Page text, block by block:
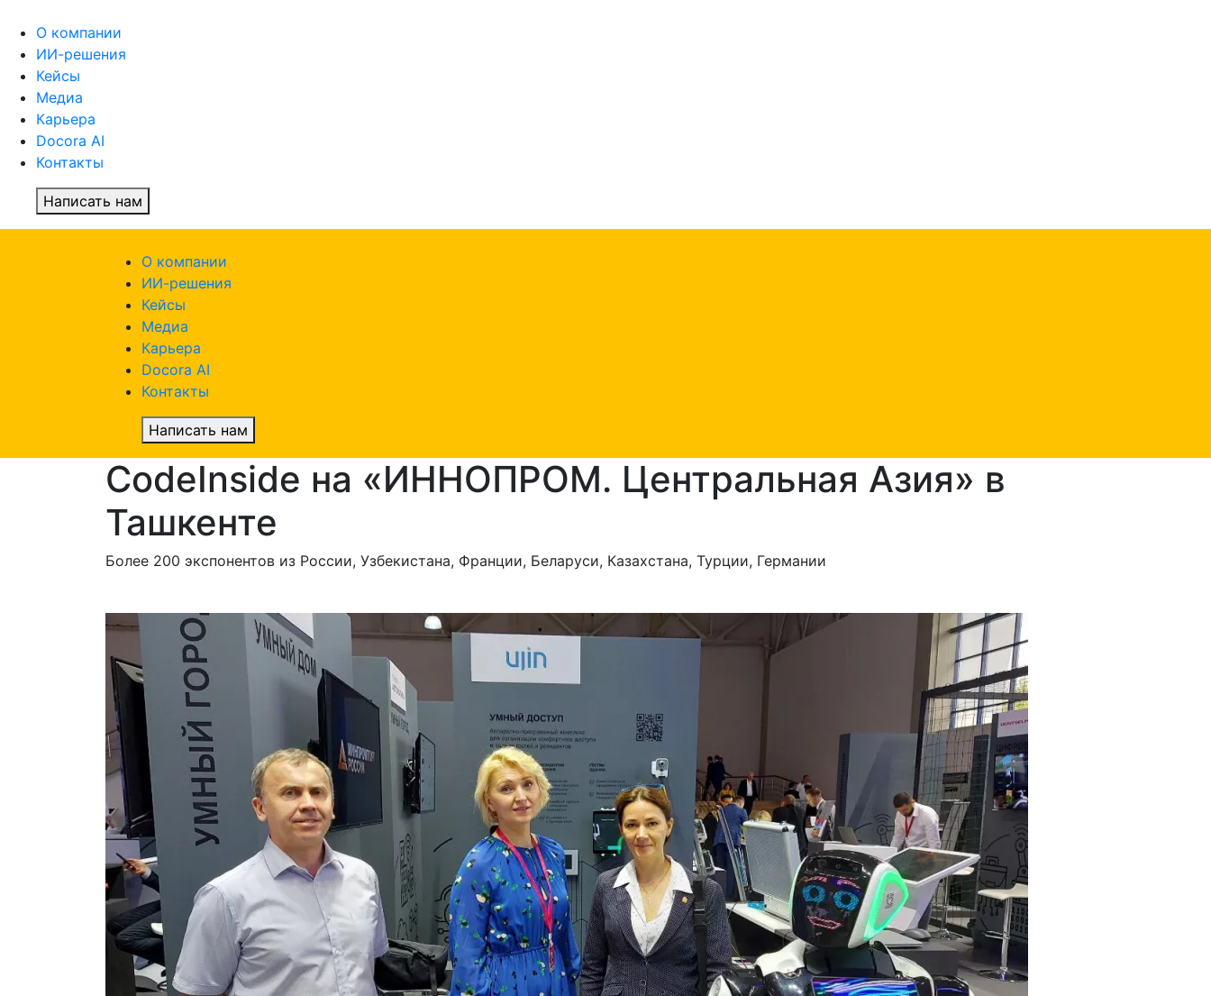
О компании
ИИ-решения
Кейсы
Медиа
Карьера
Docora AI
Контакты
Написать нам
О компании
ИИ-решения
Кейсы
Медиа
Карьера
Docora AI
Контакты
Написать нам
CodeInside на «ИННОПРОМ. Центральная Азия» в
Ташкенте
Более 200 экспонентов из России, Узбекистана, Франции, Беларуси, Казахстана, Турции, Германии